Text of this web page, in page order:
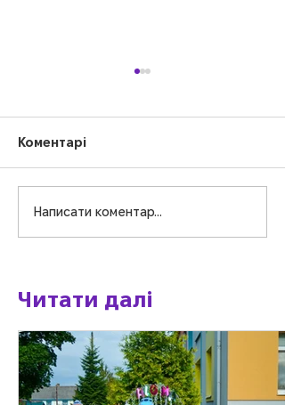
Літній старт у
«Дзвіночку»
Коментарі
Написати коментар...
Читати далі